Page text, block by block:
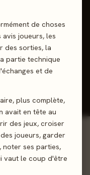
de choses
joueurs, les
des sorties, la
partie technique
et de
plus complète,
avait en tête au
des jeux, croiser
joueurs, garder
noter ses parties,
vaut le coup d'être
Wishlist
veut accroître son